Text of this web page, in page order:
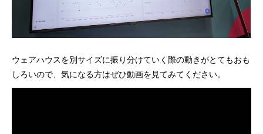
ウェアハウスを別サイズに振り分けていく際の動きがとてもおも
しろいので、気になる方はぜひ動画を見てみてください。